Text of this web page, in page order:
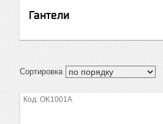
Гантели
OK1001A